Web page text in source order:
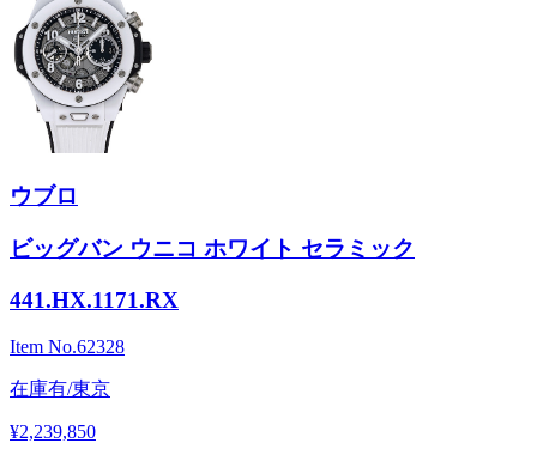
ウブロ
ビッグバン ウニコ ホワイト セラミック
441.HX.1171.RX
Item No.62328
在庫有/東京
¥2,239,850